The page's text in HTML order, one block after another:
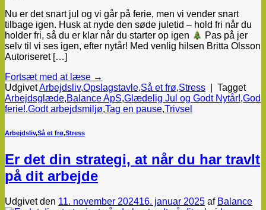
Nu er det snart jul og vi går på ferie, men vi vender snart
tilbage igen. Husk at nyde den søde juletid – hold fri når du
holder fri, så du er klar når du starter op igen
Pas på jer
selv til vi ses igen, efter nytår! Med venlig hilsen Britta Olsson
Autoriseret […]
Fortsæt med at læse →
UdgivetArbejdsliv,Opslagstavle,Så et frø,Stress
Tagget
Arbejdsglæde,Balance ApS,Glædelig Jul og Godt Nytår!,God
ferie!,Godt arbejdsmiljø,Tag en pause,Trivsel
Arbejdsliv,Så et frø,Stress
Er det din strategi, at når du har travlt
på dit arbejde
Udgivet den 11. november 202416. januar 2025 af Balance